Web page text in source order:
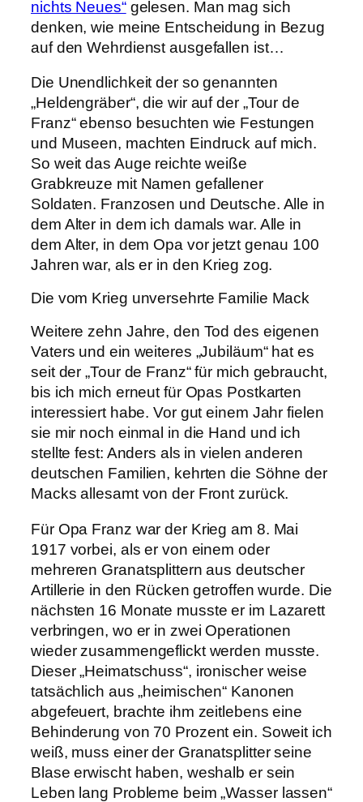
nichts Neues“gelesen. Man mag sich
denken, wie meine Entscheidung in Bezug
auf den Wehrdienst ausgefallen ist…
Die Unendlichkeit der so genannten
„Heldengräber“, die wir auf der „Tour de
Franz“ ebenso besuchten wie Festungen
und Museen, machten Eindruck auf mich.
So weit das Auge reichte weiße
Grabkreuze mit Namen gefallener
Soldaten. Franzosen und Deutsche. Alle in
dem Alter in dem ich damals war. Alle in
dem Alter, in dem Opa vor jetzt genau 100
Jahren war, als er in den Krieg zog.
Die vom Krieg unversehrte Familie Mack
Weitere zehn Jahre, den Tod des eigenen
Vaters und ein weiteres „Jubiläum“ hat es
seit der „Tour de Franz“ für mich gebraucht,
bis ich mich erneut für Opas Postkarten
interessiert habe. Vor gut einem Jahr fielen
sie mir noch einmal in die Hand und ich
stellte fest: Anders als in vielen anderen
deutschen Familien, kehrten die Söhne der
Macks allesamt von der Front zurück.
Für Opa Franz war der Krieg am 8. Mai
1917 vorbei, als er von einem oder
mehreren Granatsplittern aus deutscher
Artillerie in den Rücken getroffen wurde. Die
nächsten 16 Monate musste er im Lazarett
verbringen, wo er in zwei Operationen
wieder zusammengeflickt werden musste.
Dieser „Heimatschuss“, ironischer weise
tatsächlich aus „heimischen“ Kanonen
abgefeuert, brachte ihm zeitlebens eine
Behinderung von 70 Prozent ein. Soweit ich
weiß, muss einer der Granatsplitter seine
Blase erwischt haben, weshalb er sein
Leben lang Probleme beim „Wasser lassen“